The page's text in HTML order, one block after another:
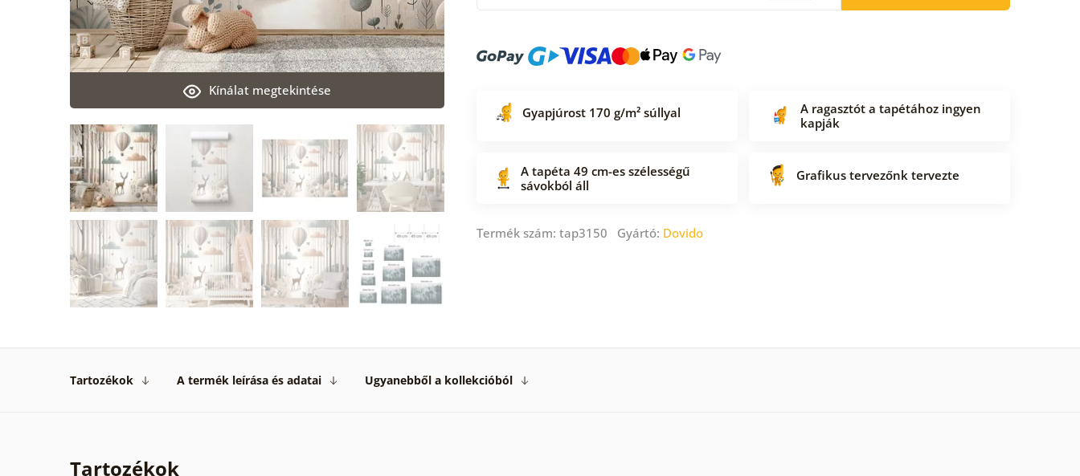
Kínálat megtekintése
Gyapjúrost 170 g/m² súllyal
A ragasztót a tapétához ingyen
kapják
A tapéta 49 cm-es szélességű
sávokból áll
Grafikus tervezőnk tervezte
Termék szám: tap3150 Gyártó: Dovido
Tartozékok A termék leírása és adatai Ugyanebből a kollekcióból
Tartozékok